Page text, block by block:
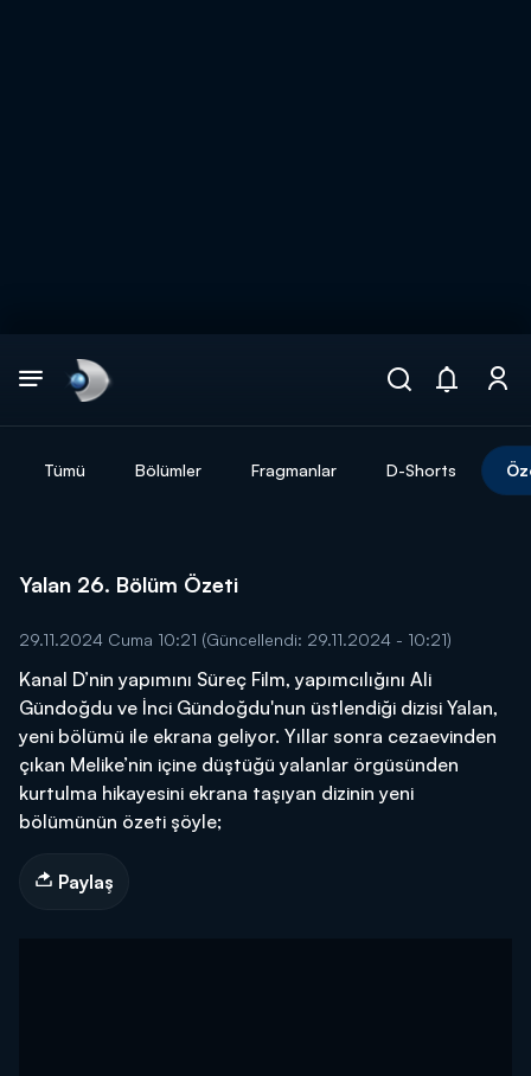
Tümü Bölümler Fragmanlar D-Shorts
Yalan 26. Bölüm Özeti
29.11.2024 Cuma 10:21 (Güncellendi: 29.11.2024 - 10:21)
Kanal D’nin yapımını Süreç Film, yapımcılığını Ali
Gündoğdu ve İnci Gündoğdu'nun üstlendiği dizisi Yalan,
yeni bölümü ile ekrana geliyor. Yıllar sonra cezaevinden
çıkan Melike’nin içine düştüğü yalanlar örgüsünden
kurtulma hikayesini ekrana taşıyan dizinin yeni
bölümünün özeti şöyle;
Paylaş